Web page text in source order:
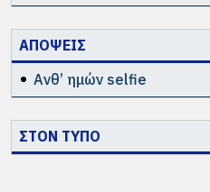
ΑΠΟΨΕΙΣ
Ανθ’ ημών selfie
ΣΤΟΝ ΤΥΠΟ